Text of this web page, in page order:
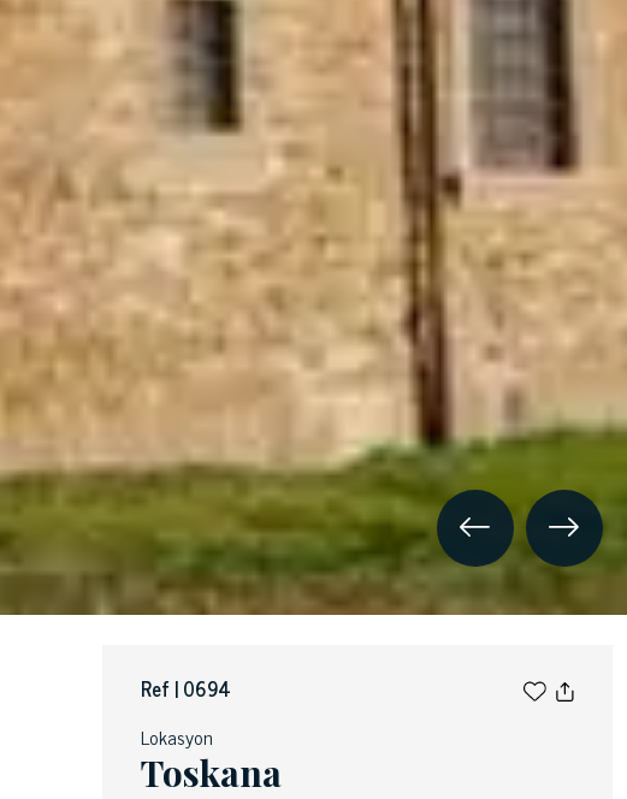
Ref | 0694
Lokasyon
Toskana